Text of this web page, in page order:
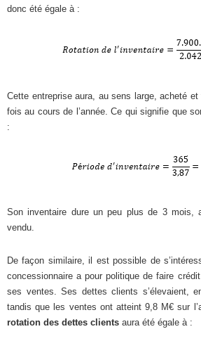
donc été égale à :
Cette entreprise aura, au sens large, acheté
fois au cours de l’année. Ce qui signifie que
:
Son inventaire dure un peu plus de 3 mois,
vendu.
De façon similaire, il est possible de
concessionnaire a pour politique de faire
ses ventes. Ses dettes clients s’élevaient,
tandis que les ventes ont atteint 9,8 M€ sur
rotation des dettes clients aura été égale à :